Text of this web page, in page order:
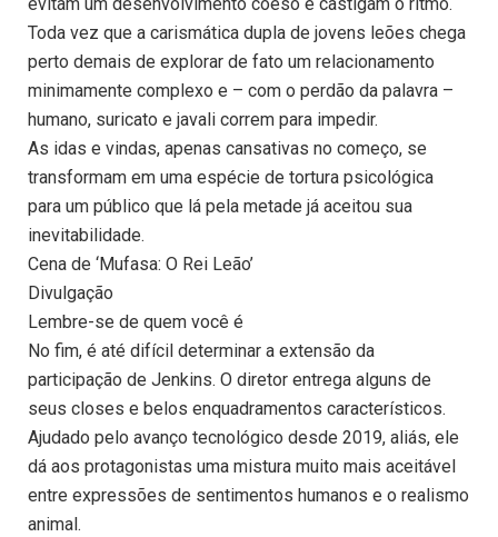
Toda vez que a carismática dupla de jovens leões chega
perto demais de explorar de fato um relacionamento
minimamente complexo e – com o perdão da palavra –
humano, suricato e javali correm para impedir.
As idas e vindas, apenas cansativas no começo, se
transformam em uma espécie de tortura psicológica
para um público que lá pela metade já aceitou sua
inevitabilidade.
Cena de ‘Mufasa: O Rei Leão’
Divulgação
Lembre-se de quem você é
No fim, é até difícil determinar a extensão da
participação de Jenkins. O diretor entrega alguns de
seus closes e belos enquadramentos característicos.
Ajudado pelo avanço tecnológico desde 2019, aliás, ele
dá aos protagonistas uma mistura muito mais aceitável
entre expressões de sentimentos humanos e o realismo
animal.